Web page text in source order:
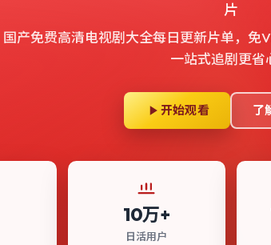
片
国产免费高清电视剧大全每日更新片单，免
一站式追剧更省
开始观看 了
10万+
日活用户